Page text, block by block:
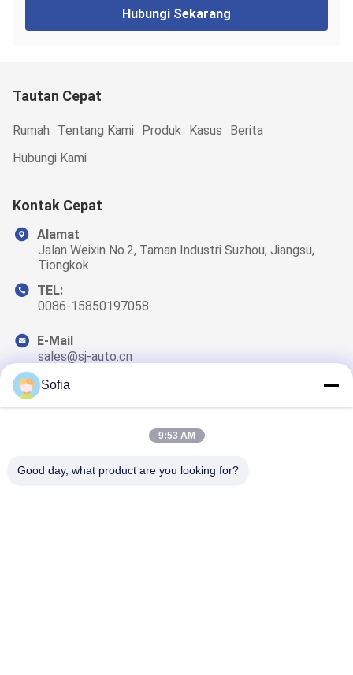
Hubungi Sekarang
Tautan Cepat
Rumah Tentang Kami Produk Kasus
Berita
Hubungi Kami
Kontak Cepat
Alamat
Jalan Weixin No.2, Taman Industri Suzhou, Jiangsu,
Tiongkok
TEL:
0086-15850197058
E-Mail
sales@sj-auto.cn
Sofia
9:53 AM
Good day, what product are you looking for?